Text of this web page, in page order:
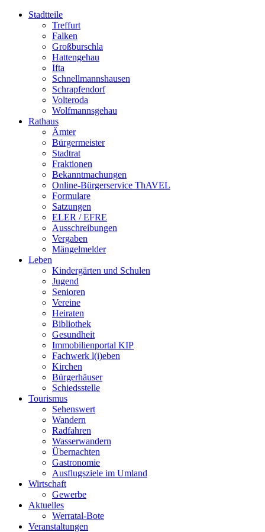
Stadtteile
Treffurt
Falken
Großburschla
Hattengehau
Ifta
Schnellmannshausen
Schrapfendorf
Volteroda
Wolfmannsgehau
Rathaus
Ämter
Bürgermeister
Stadtrat
Fraktionen
Bekanntmachungen
Online-Bürgerservice ThAVEL
Formulare
Satzungen
ELER / EFRE
Ausschreibungen
Vergaben
Mängelmelder
Leben
Kindergärten und Schulen
Jugend
Senioren
Vereine
Heiraten
Bibliothek
Gesundheit
Immobilienportal KIP
Fachwerk l(i)eben
Kirchen
Bürgerhäuser
Schiedsstelle
Tourismus
Sehenswert
Wandern
Radfahren
Wasserwandern
Übernachten
Gastronomie
Ausflugsziele im Umland
Wirtschaft
Gewerbe
Aktuelles
Werratal-Bote
Veranstaltungen